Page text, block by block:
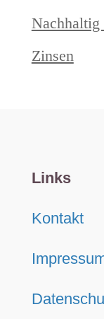
Nachhaltig
Zinsen
Links
Kontakt